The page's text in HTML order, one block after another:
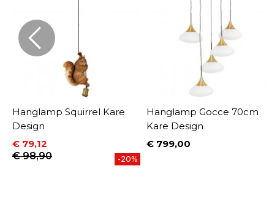
Hanglamp Squirrel Kare
Design
Prijs
€ 79,12
Normale prijs
€ 98,90 -20%
Hanglamp Gocce 70cm
Kare Design
Prijs
€ 799,00